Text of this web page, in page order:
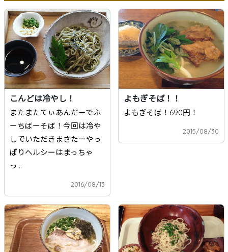
こんどは冷やし！
またまたてぃあんだーでふ
ーちばーそば！今回は冷や
しでいただきまさたーやっ
ぱりヘルシーはまっちゃ
っ...
2016/08/13
よもぎそば！！
よもぎそば！690円！
2015/08/30